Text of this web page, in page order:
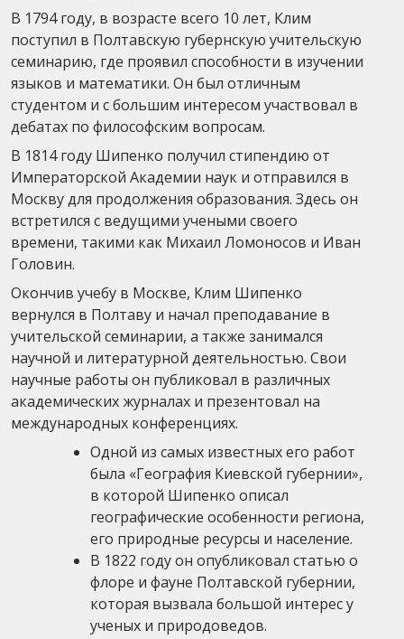
В 1794 году, в возрасте всего 10 лет, Клим
поступил в Полтавскую губернскую учительскую
семинарию, где проявил способности в изучении
языков и математики. Он был отличным
студентом и с большим интересом участвовал в
дебатах по философским вопросам.
В 1814 году Шипенко получил стипендию от
Императорской Академии наук и отправился в
Москву для продолжения образования. Здесь он
встретился с ведущими учеными своего
времени, такими как Михаил Ломоносов и Иван
Головин.
Окончив учебу в Москве, Клим Шипенко
вернулся в Полтаву и начал преподавание в
учительской семинарии, а также занимался
научной и литературной деятельностью. Свои
научные работы он публиковал в различных
академических журналах и презентовал на
международных конференциях.
Одной из самых известных его работ
была «География Киевской губернии»,
в которой Шипенко описал
географические особенности региона,
его природные ресурсы и население.
В 1822 году он опубликовал статью о
флоре и фауне Полтавской губернии,
которая вызвала большой интерес у
ученых и природоведов.